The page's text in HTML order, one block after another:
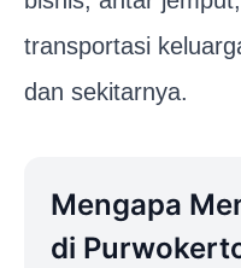
transportasi
dan sekitarnya.
Mengapa
di